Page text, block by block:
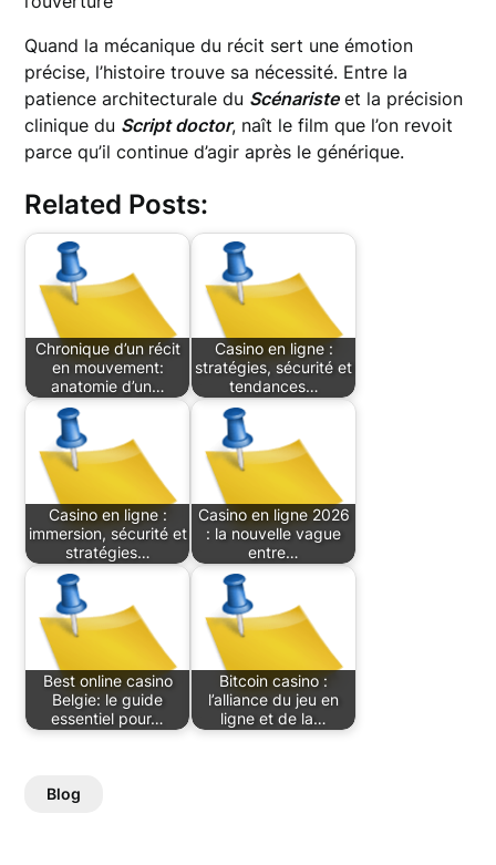
Quand la mécanique du récit sert une émotion
précise, l’histoire trouve sa nécessité. Entre la
patience architecturale du Scénaristeet la précision
clinique du Script doctor, naît le film que l’on revoit
parce qu’il continue d’agir après le générique.
Related Posts:
Chronique d’un récit
en mouvement:
anatomie d’un…
Casino en ligne :
stratégies, sécurité et
tendances…
Casino en ligne :
immersion, sécurité et
stratégies…
Casino en ligne 2026
: la nouvelle vague
entre…
Best online casino
Belgie: le guide
essentiel pour…
Bitcoin casino :
l’alliance du jeu en
ligne et de la…
Blog